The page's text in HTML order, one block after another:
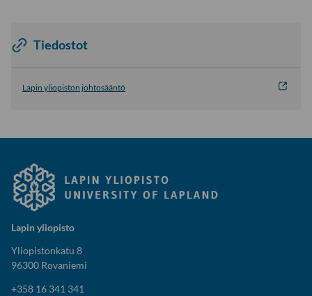
Tiedostot
Lapin yliopiston johtosääntö
Lapin yliopisto
Yliopistonkatu 8
96300 Rovaniemi
+358 16 341 341